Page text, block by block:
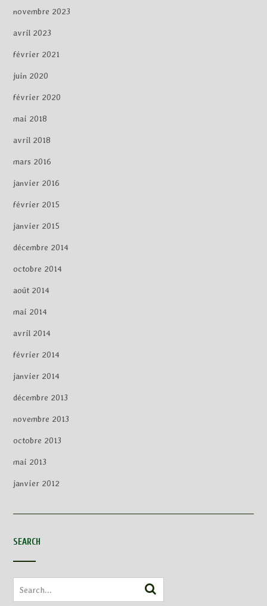
novembre 2023
avril 2023
février 2021
juin 2020
février 2020
mai 2018
avril 2018
mars 2016
janvier 2016
février 2015
janvier 2015
décembre 2014
octobre 2014
août 2014
mai 2014
avril 2014
février 2014
janvier 2014
décembre 2013
novembre 2013
octobre 2013
mai 2013
janvier 2012
SEARCH